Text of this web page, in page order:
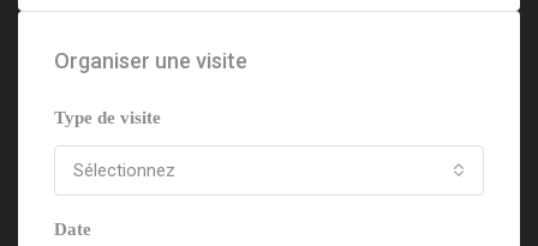
Organiser une visite
Type de visite
Sélectionnez
Date